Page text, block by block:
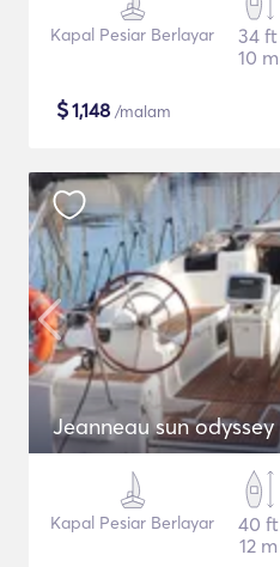
Kapal Pesiar Berlayar
34 ft
10 m
$1,148 /malam
Jeanneau sun odyssey
Kapal Pesiar Berlayar
40 ft
12 m